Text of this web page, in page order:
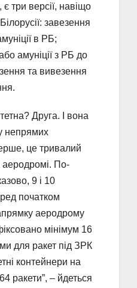
є три версії, навіщо
завезення
в РБ;
амуніції з РБ до
та вивезення
Друга. І вона
непрямих
це тривалий
аеродромі. По-
9 і 10
початком
аеродрому
мінімум 16
для ракет під ЗРК
контейнери на
ракети”, – йдеться